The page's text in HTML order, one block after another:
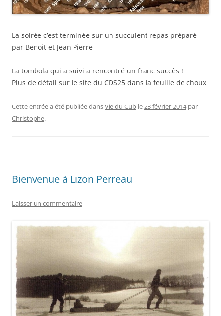
La soirée c’est terminée sur un succulent repas préparé
par Benoit et Jean Pierre
La tombola qui a suivi a rencontré un franc succès !
Plus de détail sur le site du CDS25 dans la feuille de choux
Cette entrée a été publiée dansVie du Cub le23 février 2014 par
Christophe.
Bienvenue à Lizon Perreau
Laisser un commentaire